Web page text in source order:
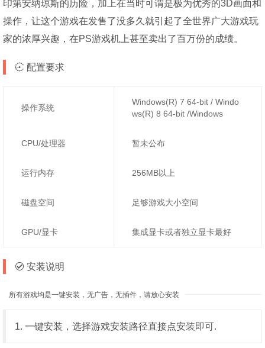
印第安纳琼斯的历险，加上在当时可谓是极为优秀的3D画面和
操作，让这个游戏在发售了没多久就引起了全世界广大游戏玩
家的浓厚兴趣，在PS游戏机上甚至卖出了百万份的成绩。
配置要求
操作系统
Windows(R) 7 64-bit / Windo
ws(R) 8 64-bit /Windows
CPU/处理器 暂未公布
运行内存 256MB以上
磁盘空间 足够游戏大小空间
GPU/显卡 集成显卡或者独立显卡最好
安装说明
所有游戏均是一键安装，无广告，无插件，请放心安装
1. 一键安装，选择游戏安装路径直接点安装即可.